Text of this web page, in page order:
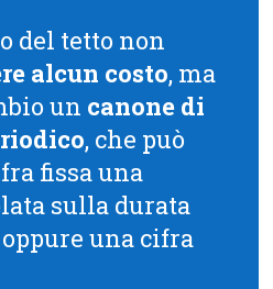
del tetto non
alcun costo, ma
un canone di
, che può
fissa una
sulla durata
una cifra